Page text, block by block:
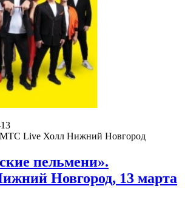
МТС Live Холл Нижний Новгород
пельмени».
Новгород, 13 марта